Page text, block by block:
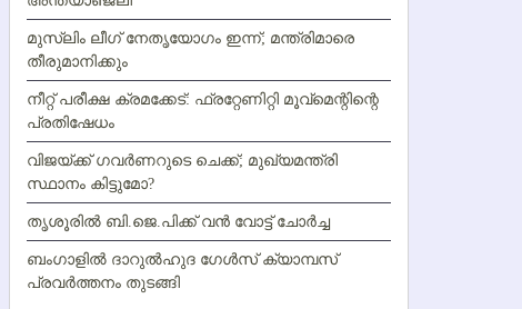
മുസ്ലിം ലീഗ് നേതൃയോഗം ഇന്ന്; മന്ത്രിമാരെ
തീരുമാനിക്കും
നീറ്റ് പരീക്ഷ ക്രമക്കേട്: ഫ്രറ്റേണിറ്റി മൂവ്‌മെന്റിന്റെ
പ്രതിഷേധം
വിജയ്ക്ക് ഗവര്‍ണറുടെ ചെക്ക്; മുഖ്യമന്ത്രി
സ്ഥാനം കിട്ടുമോ?
തൃശൂരില്‍ ബി.ജെ.പിക്ക് വന്‍ വോട്ട് ചോര്‍ച്ച
ബംഗാളില്‍ ദാറുല്‍ഹുദ ഗേള്‍സ് ക്യാമ്പസ്
പ്രവര്‍ത്തനം തുടങ്ങി